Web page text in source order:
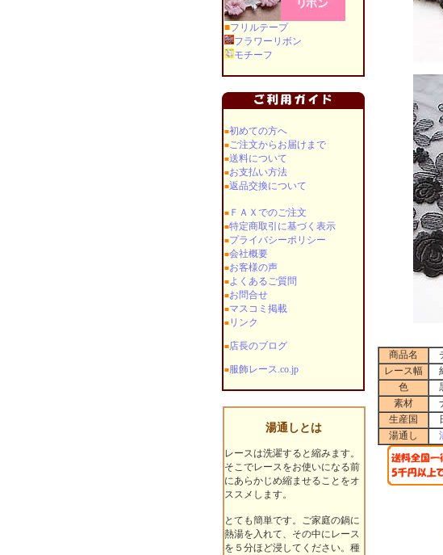
■フリルテープ
フラワーリボン
モチーフ
■初めての方へ
■ご注文からお届けまで
■送料について
■お支払い方法
■返品交換について
■ＦＡＸでのご注文
■特定商取引に基づく表示
■プライバシーポリシー
■会社概要
■お客様の声
■よくあるご質問
■お問合せ
■マスコミ掲載
■リンク
■店長のブログ
■服飾レース.co.jp
湯通しとは
レースは洗濯すると縮みます。
そこでレースをお使いになる前
にあらかじめ縮ませることをオ
ススメします。
とても簡単です。ご家庭の鍋に
熱湯を入れて、その中にレース
を５分ほど浸してください。種
商品名
レース幅
色
素材
生産国
湯通し